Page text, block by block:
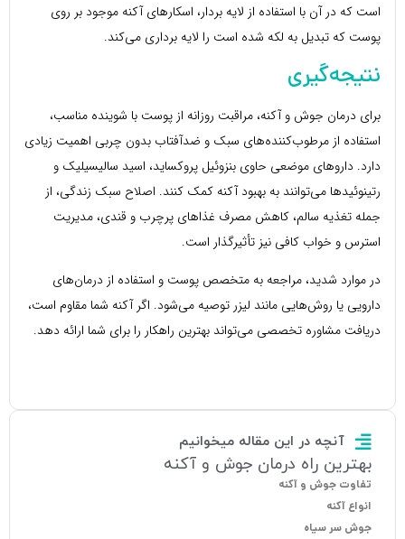
است که در آن با استفاده از لایه بردار، اسکارهای آکنه موجود بر روی
پوست که تبدیل به لکه شده است را لایه برداری می‌کند.
نتیجه‌گیری
برای درمان جوش و آکنه، مراقبت روزانه از پوست با شوینده مناسب،
استفاده از مرطوب‌کننده‌های سبک و ضدآفتاب بدون چربی اهمیت زیادی
دارد. داروهای موضعی حاوی بنزوئیل پروکساید، اسید سالیسیلیک و
رتینوئیدها می‌توانند به بهبود آکنه کمک کنند. اصلاح سبک زندگی، از
جمله تغذیه سالم، کاهش مصرف غذاهای پرچرب و قندی، مدیریت
استرس و خواب کافی نیز تأثیرگذار است.
در موارد شدید، مراجعه به متخصص پوست و استفاده از درمان‌های
دارویی یا روش‌هایی مانند لیزر توصیه می‌شود. اگر آکنه شما مقاوم است،
دریافت مشاوره تخصصی می‌تواند بهترین راهکار را برای شما ارائه دهد.
آنچه در این مقاله میخوانیم
بهترین راه درمان جوش و آکنه
تفاوت جوش و آکنه
انواع آکنه
جوش سر سیاه